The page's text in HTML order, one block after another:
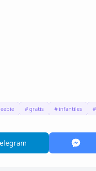
gratis infantiles